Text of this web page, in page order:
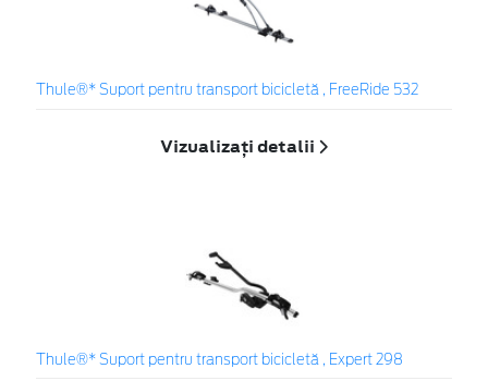
Thule®* Suport pentru transport bicicletă , FreeRide 532
Vizualizați detalii
Thule®* Suport pentru transport bicicletă , Expert 298